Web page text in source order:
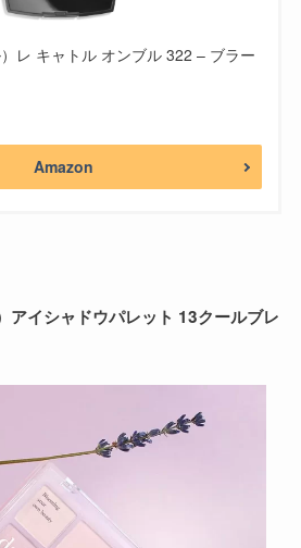
レ キャトル オンブル 322 – ブラー
Amazon
イシャドウパレット 13クールブレ